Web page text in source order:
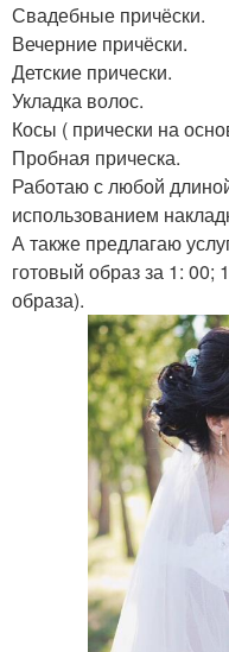
Свадебные причёски.
Вечерние причёски.
Детские прически.
Укладка волос.
Косы ( прически на
Пробная прическа.
Работаю с любой
использованием
А также предлагаю
готовый образ за 1: 00;
образа).